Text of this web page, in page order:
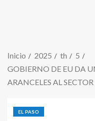
Inicio 2025 th
5
GOBIERNO DE EU DA
ARANCELES AL
EL PASO